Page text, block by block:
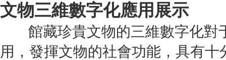
文物三維數字化應用展示
館藏珍貴文物的三維數字化對
用，發揮文物的社會功能，具有十